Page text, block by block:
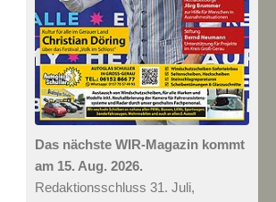
Das nächste WIR-Magazin kommt
am 15. Aug. 2026.
Redaktionsschluss 31. Juli,